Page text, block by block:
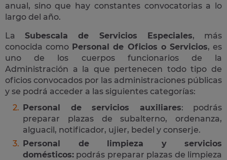
anual, sino que hay constantes convocatorias a lo
largo del año.
LaSubescala de Servicios Especiales, más
conocida como Personal de Oficios o Servicios, es
uno de los cuerpos funcionarios de la
Administración a la que pertenecen todo tipo de
oficios convocados por las administraciones públicas
y se podrá acceder a las siguientes categorías:
Personal de servicios auxiliares: podrás
preparar plazas de subalterno, ordenanza,
alguacil, notificador, ujier, bedel y conserje.
Personal de limpieza y servicios
domésticos: podrás preparar plazas de limpieza